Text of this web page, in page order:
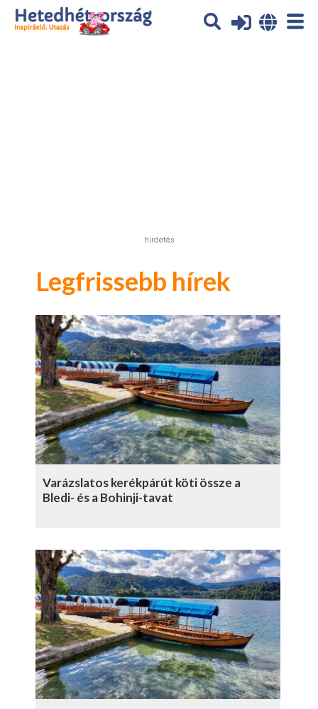
Az oldal sütiket (cookies) használ. További tájékoztatás itt:
Adatvédelmi tájékoztató
hirdetés
Legfrissebb hírek
Varázslatos kerékpárút köti össze a
Bledi- és a Bohinji-tavat